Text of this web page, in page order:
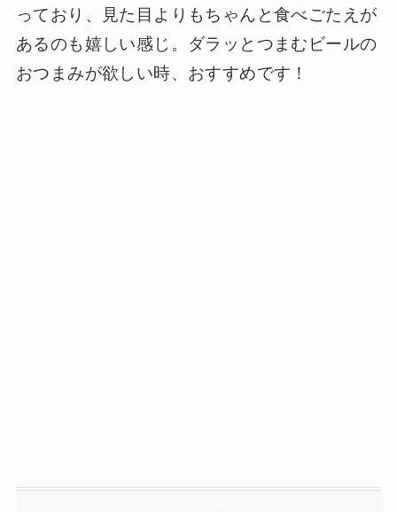
っており、見た目よりもちゃんと食べごたえが
あるのも嬉しい感じ。ダラッとつまむビールの
おつまみが欲しい時、おすすめです！